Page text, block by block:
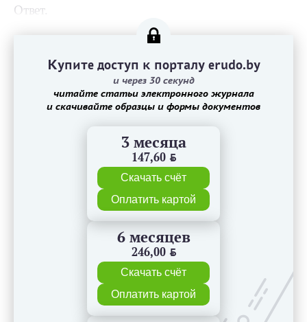
Ответ.
Купите доступ к порталу erudo.by
и через 30 секунд
читайте статьи электронного журнала
и скачивайте образцы и формы документов
3 месяца
147,60 BYN
Скачать счёт
Оплатить картой
6 месяцев
246,00 BYN
Скачать счёт
Оплатить картой